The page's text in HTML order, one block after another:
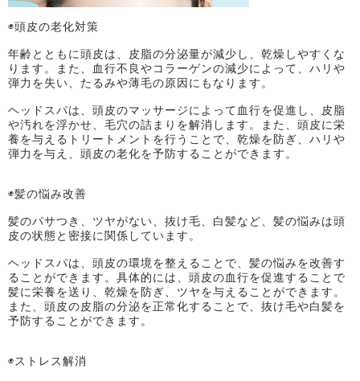
◉頭皮の老化対策
年齢とともに頭皮は、皮脂の分泌量が減少し、乾燥しやすくな
ります。また、血行不良やコラーゲンの減少によって、ハリや
弾力を失い、たるみや薄毛の原因にもなります。
ヘッドスパは、頭皮のマッサージによって血行を促進し、皮脂
や汚れを浮かせ、毛穴の詰まりを解消します。また、頭皮に栄
養を与えるトリートメントを行うことで、乾燥を防ぎ、ハリや
弾力を与え、頭皮の老化を予防することができます。
◉髪の悩み改善
髪のパサつき、ツヤがない、抜け毛、白髪など、髪の悩みは頭
皮の状態と密接に関係しています。
ヘッドスパは、頭皮の環境を整えることで、髪の悩みを改善す
ることができます。具体的には、頭皮の血行を促進することで
髪に栄養を送り、乾燥を防ぎ、ツヤを与えることができます。
また、頭皮の皮脂の分泌を正常化することで、抜け毛や白髪を
予防することができます。
◉ストレス解消